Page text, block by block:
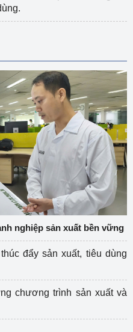
nghiệp sản xuất bền vững
đẩy sản xuất, tiêu dùng
chương trình sản xuất và